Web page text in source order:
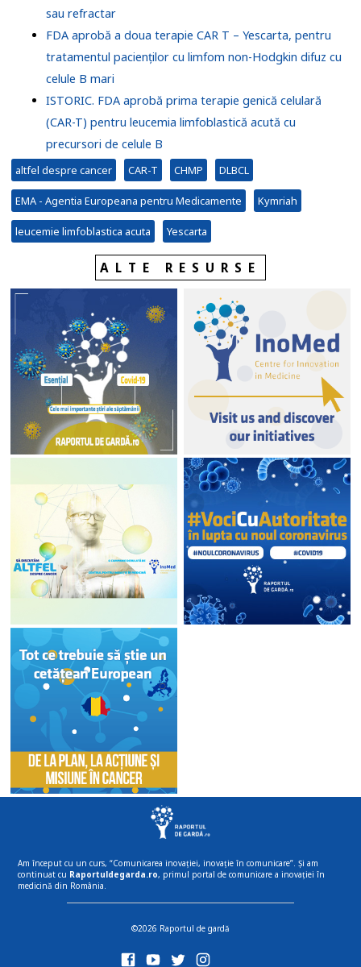
sau refractar
FDA aprobă a doua terapie CAR T – Yescarta, pentru
tratamentul pacienților cu limfom non-Hodgkin difuz cu
celule B mari
ISTORIC. FDA aprobă prima terapie genică celulară
(CAR-T) pentru leucemia limfoblastică acută cu
precursori de celule B
altfel despre cancer CAR-T CHMP DLBCL
EMA - Agentia Europeana pentru Medicamente Kymriah
leucemie limfoblastica acuta Yescarta
ALTE RESURSE
Am început cu un curs, “Comunicarea inovației, inovație în comunicare”. Și am
continuat cu Raportuldegarda.ro, primul portal de comunicare a inovației în
medicină din România.
©2026 Raportul de gardă